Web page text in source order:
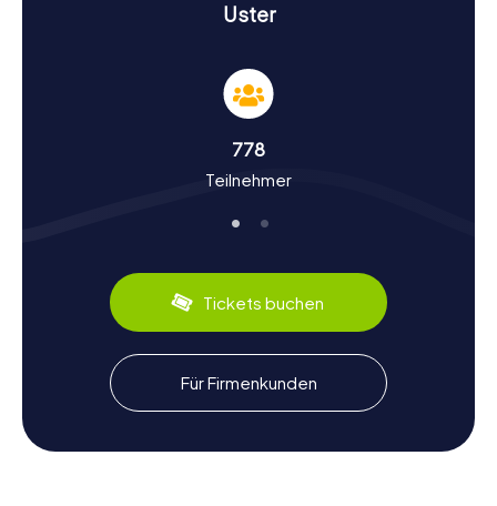
Während der Schnitzeljagd in Uster erfahrt ihr viel über die
Geschichte und Kultur der Stadt. Wusstet ihr, dass Uster
Die Stadt hat eine bewegte Vergangenheit, die von der
frühen Besiedlung durch die Alemannen bis zur
der sogenannte Ustertag von 1830, an dem 10.000
und damit den Grundstein für den modernen Kanton
Zürich legten. Neben historischen Fakten könnt ihr auch
kulinarische Spezialitäten der Region entdecken, wie das
berühmte Ustermer Kirschwasser.
Nach der Schnitzeljagd in Uster die Umgebung
Nach einer aufregenden Schnitzeljagd in Uster lohnt es
Uster
778
Teilnehmer
Tickets buchen
Für Firmenkunden